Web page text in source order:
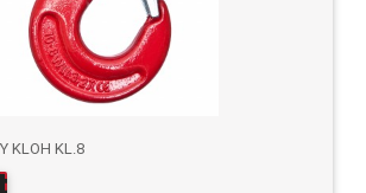
KLOH KL.8